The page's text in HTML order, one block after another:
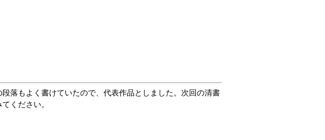
もよく書けていたので、代表作品としました。次回の清書
ください。